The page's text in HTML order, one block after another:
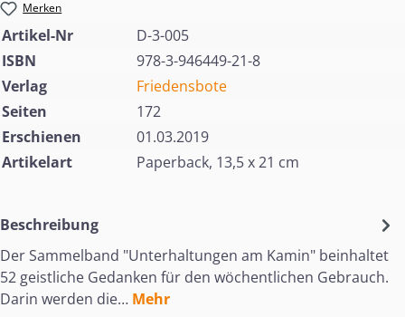
Merken
Artikel-Nr
D-3-005
ISBN
978-3-946449-21-8
Verlag
Friedensbote
Seiten
172
Erschienen
01.03.2019
Artikelart
Paperback, 13,5 x 21 cm
Beschreibung
Der Sammelband "Unterhaltungen am Kamin" beinhaltet
52 geistliche Gedanken für den wöchentlichen Gebrauch.
Darin werden die… Mehr